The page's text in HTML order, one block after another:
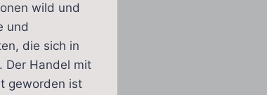
wild und
und
die sich in
Der Handel mit
geworden ist